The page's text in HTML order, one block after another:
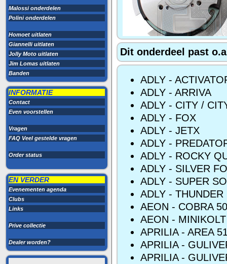
Malossi onderdelen
Polini onderdelen
Homoet uitlaten
Giannelli uitlaten
Jolly Moto uitlaten
Jim Lomas uitlaten
Banden
INFORMATIE
Contact
Even voorstellen
Vragen
FAQ Veel gestelde vragen
Order status
EN VERDER
Evenementen agenda
Clubs
Links
Prive collectie
Dealer worden?
Dit onderdeel past
ADLY -
ADLY - ARRIVA
ADLY - CITY /
ADLY - FOX
ADLY - JETX
ADLY -
ADLY - ROCKY
ADLY - SILVER
ADLY - SUPER
ADLY - THUNDER
AEON - COBRA 50
AEON -
APRILIA - AREA
APRILIA -
APRILIA -